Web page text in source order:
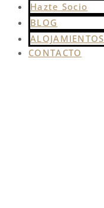
Hazte Socio
BLOG
ALOJAMIENTOS
CONTACTO